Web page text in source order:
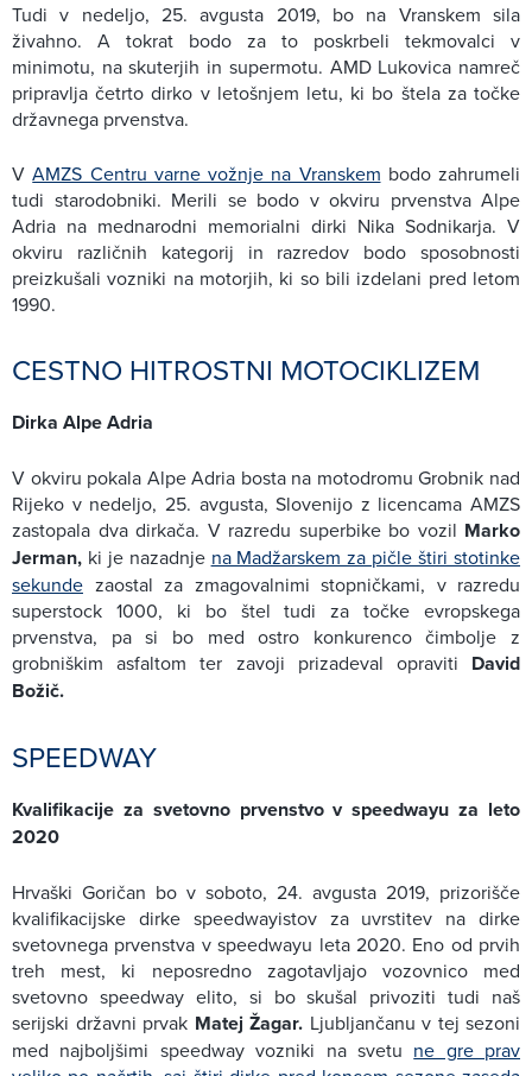
Tudi v nedeljo, 25. avgusta 2019, bo na Vranskem sila
živahno. A tokrat bodo za to poskrbeli tekmovalci v
minimotu, na skuterjih in supermotu. AMD Lukovica namreč
pripravlja četrto dirko v letošnjem letu, ki bo štela za točke
državnega prvenstva.
VAMZS Centru varne vožnje na Vranskem bodo zahrumeli
tudi starodobniki. Merili se bodo v okviru prvenstva Alpe
Adria na mednarodni memorialni dirki Nika Sodnikarja. V
okviru različnih kategorij in razredov bodo sposobnosti
preizkušali vozniki na motorjih, ki so bili izdelani pred letom
1990.
CESTNO HITROSTNI MOTOCIKLIZEM
Dirka Alpe Adria
V okviru pokala Alpe Adria bosta na motodromu Grobnik nad
Rijeko v nedeljo, 25. avgusta, Slovenijo z licencama AMZS
zastopala dva dirkača. V razredu superbike bo vozil Marko
Jerman, ki je nazadnje na Madžarskem za pičle štiri stotinke
sekunde zaostal za zmagovalnimi stopničkami, v razredu
superstock 1000, ki bo štel tudi za točke evropskega
prvenstva, pa si bo med ostro konkurenco čimbolje z
grobniškim asfaltom ter zavoji prizadeval opraviti David
Božič.
SPEEDWAY
Kvalifikacije za svetovno prvenstvo v speedwayu za leto
2020
Hrvaški Goričan bo v soboto, 24. avgusta 2019, prizorišče
kvalifikacijske dirke speedwayistov za uvrstitev na dirke
svetovnega prvenstva v speedwayu leta 2020. Eno od prvih
treh mest, ki neposredno zagotavljajo vozovnico med
svetovno speedway elito, si bo skušal privoziti tudi naš
serijski državni prvak Matej Žagar. Ljubljančanu v tej sezoni
med najboljšimi speedway vozniki na svetu ne gre prav